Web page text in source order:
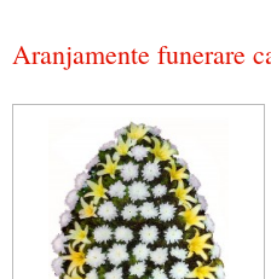
Aranjamente funerare